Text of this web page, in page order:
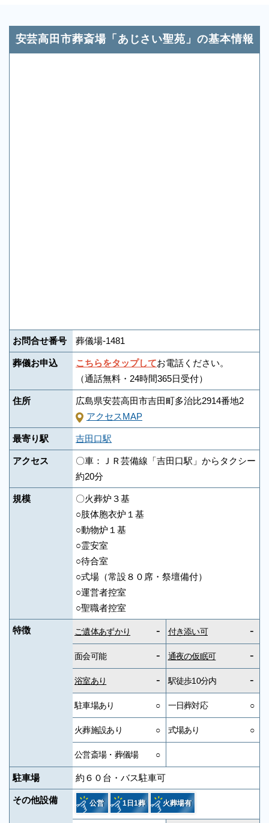
安芸高田市葬斎場「あじさい聖苑」の基本情報
お問合せ番号 葬儀場-1481
葬儀お申込 こちらをタップしてお電話ください。
（通話無料・24時間365日受付）
住所
広島県安芸高田市吉田町多治比2914番地2
アクセスMAP
最寄り駅 吉田口駅
アクセス
〇車：ＪＲ芸備線「吉田口駅」からタクシー
約20分
規模
〇火葬炉３基
○肢体胞衣炉１基
○動物炉１基
○霊安室
○待合室
○式場（常設８０席・祭壇備付）
○運営者控室
○聖職者控室
特徴 ご遺体あずかり - 付き添い可 -
面会可能 - 通夜の仮眠可 -
浴室あり - 駅徒歩10分内 -
駐車場あり ○ 一日葬対応 ○
火葬施設あり ○ 式場あり ○
公営斎場・葬儀場 ○
駐車場 約６０台・バス駐車可
その他設備 公営 1日1葬 火葬場有